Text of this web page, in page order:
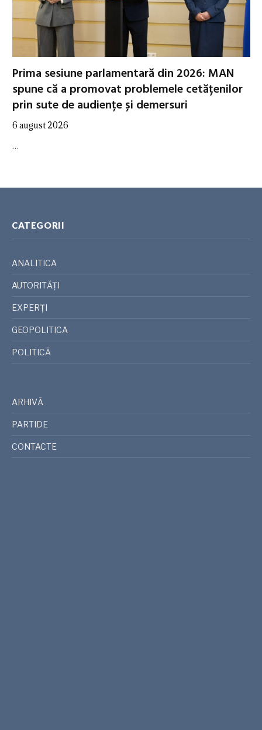
Prima sesiune parlamentară din 2026: MAN
spune că a promovat problemele cetățenilor
prin sute de audiențe și demersuri
6 august 2026
…
CATEGORII
ANALITICA
AUTORITĂȚI
EXPERȚI
GEOPOLITICA
POLITICĂ
ARHIVĂ
PARTIDE
CONTACTE